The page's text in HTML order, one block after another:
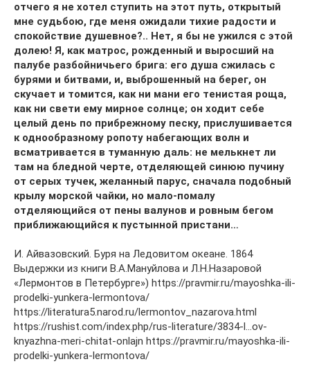
отчего я не хотел ступить на этот путь, открытый
мне судьбою, где меня ожидали тихие радости и
спокойствие душевное?.. Нет, я бы не ужился с этой
долею! Я, как матрос, рожденный и выросший на
палубе разбойничьего брига: его душа сжилась с
бурями и битвами, и, выброшенный на берег, он
скучает и томится, как ни мани его тенистая роща,
как ни свети ему мирное солнце; он ходит себе
целый день по прибрежному песку, прислушивается
к однообразному ропоту набегающих волн и
всматривается в туманную даль: не мелькнет ли
там на бледной черте, отделяющей синюю пучину
от серых тучек, желанный парус, сначала подобный
крылу морской чайки, но мало-помалу
отделяющийся от пены валунов и ровным бегом
приближающийся к пустынной пристани…
И. Айвазовский. Буря на Ледовитом океане. 1864
Выдержки из книги В.А.Мануйлова и Л.Н.Назаровой
«Лермонтов в Петербурге») https://pravmir.ru/mayoshka-ili-
prodelki-yunkera-lermontova/
https://literatura5.narod.ru/lermontov_nazarova.html
https://rushist.com/index.php/rus-literature/3834-l…ov-
knyazhna-meri-chitat-onlajn https://pravmir.ru/mayoshka-ili-
prodelki-yunkera-lermontova/